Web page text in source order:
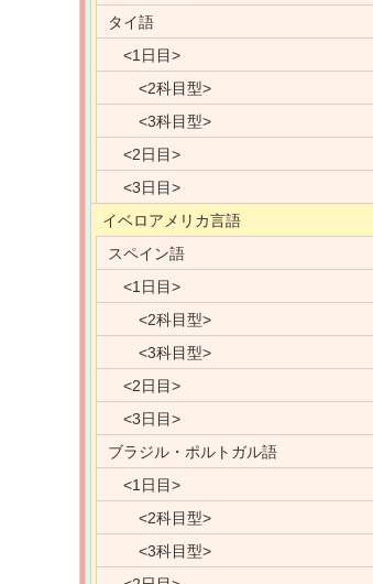
タイ語
<1日目>
<2科目型>
<3科目型>
<2日目>
<3日目>
イベロアメリカ言語
スペイン語
<1日目>
<2科目型>
<3科目型>
<2日目>
<3日目>
ブラジル・ポルトガル語
<1日目>
<2科目型>
<3科目型>